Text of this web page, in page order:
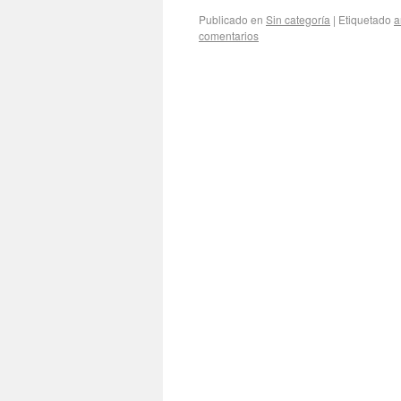
Publicado en Sin categoría | Etiquetado
comentarios